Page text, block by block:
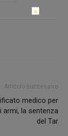
Articolo successivo
medico per
armi, la sentenza
del Tar
×